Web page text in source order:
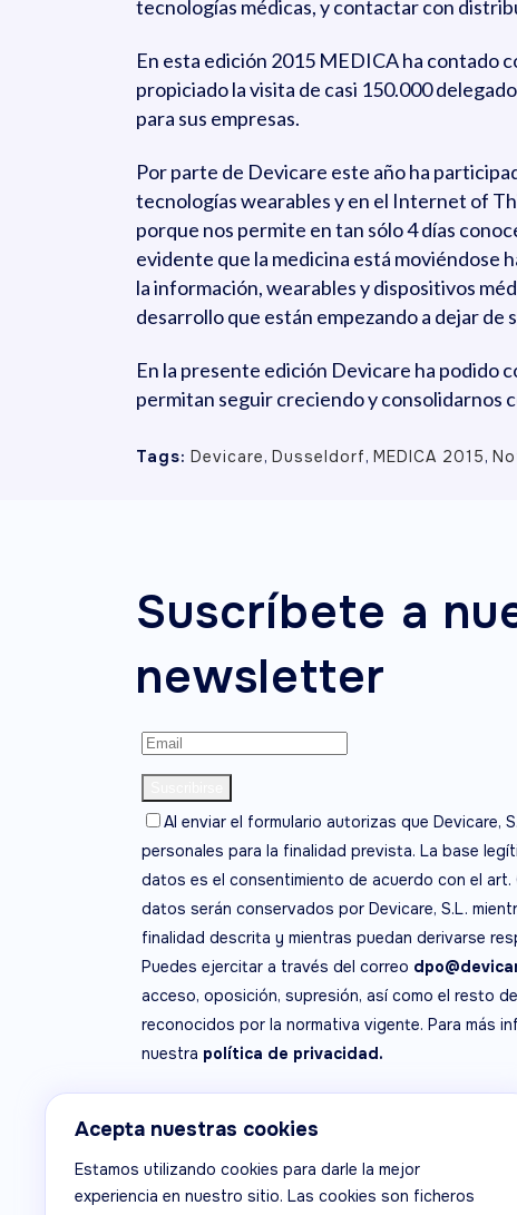
Acepta nuestras cookies
Estamos utilizando cookies para darle la mejor
experiencia en nuestro sitio. Las cookies son ficheros
tecnologías médicas, y contactar con
En esta edición 2015 MEDICA ha contado
propiciado la visita de casi 150.000
para sus empresas.
Por parte de Devicare este año ha
tecnologías wearables y en el Internet of
porque nos permite en tan sólo 4 días
evidente que la medicina está moviéndose
la información, wearables y dispositivos
desarrollo que están empezando a dejar de
En la presente edición Devicare ha podido
permitan seguir creciendo y consolidarnos
Tags: Devicare, Dusseldorf, MEDICA 2015,
Suscríbete a
newsletter
Al enviar el formulario autorizas que Devicare,
personales para la finalidad prevista. La base
datos es el consentimiento de acuerdo con el art.
datos serán conservados por Devicare, S.L.
finalidad descrita y mientras puedan derivarse
Puedes ejercitar a través del correo
acceso, oposición, supresión, así como el resto
reconocidos por la normativa vigente. Para más
nuestra política de privacidad.
Devicare, S.L. ha participado en el Programa de
apoyo de ICEX, así como con la cofinanciación de
medida de los mismos, al crecimiento económico